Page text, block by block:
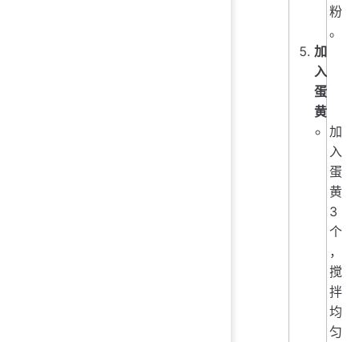
粉
。
加
入
蛋
黄
加
入
蛋
黄
3
个
，
搅
拌
均
匀